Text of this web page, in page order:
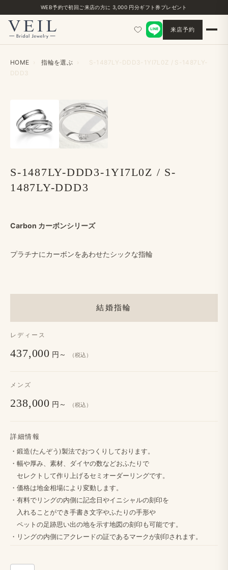
WEB予約で​初回ご来店の​方に​ 3,000 円分ギフト券プレゼント
来店予約
HOME › 指輪を​選ぶ ›
S-1487LY-DDD3-1YI7L0Z / S-1487LY-
DDD3
S-1487LY-DDD3-1YI7L0Z / S-
1487LY-DDD3
結婚指輪
レディース
437,000 円～ （税込）
メンズ
238,000 円～ （税込）
詳細情報
・鍛造(たんぞう​​​)製法で​​​おつくりしております。
・幅や​​​厚み、​​​素材、​​​ダイヤの​​​数など​​​おふたりで
セレクトして​​​作り上げる​​​セミオーダーリングです。
・価格は​​​地金相場に​​​より​​​変動します。​​​
・​有料で​​​リングの​​​内側に​​​記念日や​​​イニシャルの​​​刻印を
入れる​​​ことができ手書き文字や​​​ふたりの​​​手形や
ペットの​​​足跡​思い出の​​​地を​​​示す地図の​​​刻印も​​​可能です。
・リングの​​​内側に​​​アクレードの​​​証である​​​マークが​​​刻印されます。​​​
Carbon カーボンシリーズ
プラチナに​カーボンを​あわせた​シックな​指輪